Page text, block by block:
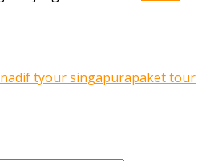
nadif tyour singapurapaket tour